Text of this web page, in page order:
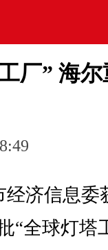
厂” 海
济信息委
“全球灯塔